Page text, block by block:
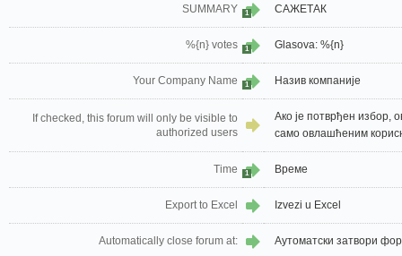
SUMMARY 1 САЖЕТАК
%{n} votes 1 Glasova: %{n}
Your Company Name 1 Назив компаније
If checked, this forum will only be visible to
authorized users
Ако је потврђен избор,
само овлашћеним
Time 1 Време
Export to Excel Izvezi u Excel
Automatically close forum at: Аутоматски затвори